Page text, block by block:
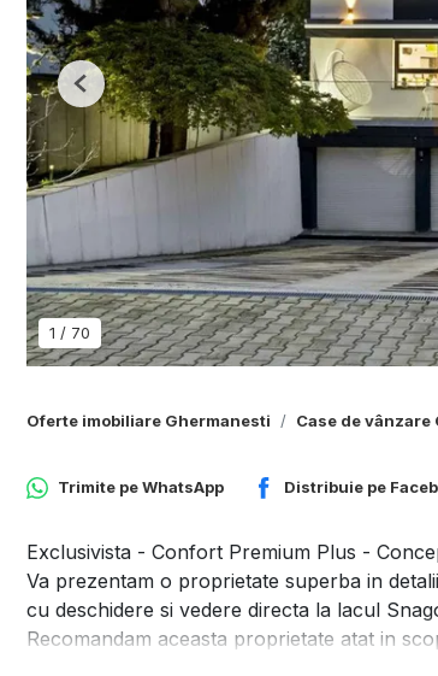
1 / 70
Previous
Oferte imobiliare Ghermanesti Case de vânzare
Trimite peWhatsApp Distribuie pe
Exclusivista - Confort Premium Plus -
Va prezentam o proprietate superba in
cu deschidere si vedere directa la lacul
Recomandam aceasta proprietate atat in